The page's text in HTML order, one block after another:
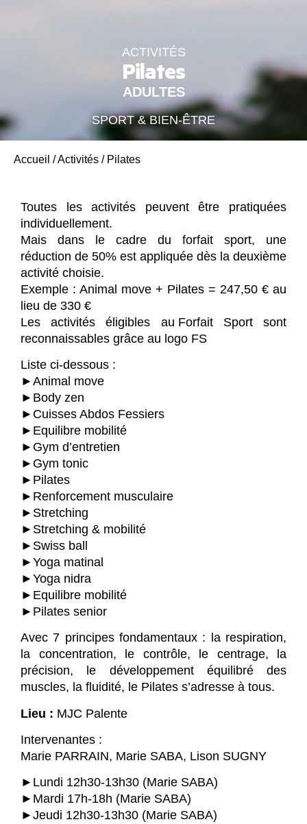
ACTIVITÉS
Pilates
ADULTES
SPORT & BIEN-ÊTRE
Accueil /Activités / Pilates
Toutes les activités peuvent être pratiquées
individuellement.
Mais dans le cadre du forfait sport, une
réduction de 50% est appliquée dès la deuxième
activité choisie.
Exemple : Animal move + Pilates = 247,50 € au
lieu de 330 €
Les activités éligibles au Forfait Sport sont
reconnaissables grâce au logo FS
Liste ci-dessous :
►Animal move
►Body zen
►Cuisses Abdos Fessiers
►Equilibre mobilité
►Gym d’entretien
►Gym tonic
►Pilates
►Renforcement musculaire
►Stretching
►Stretching & mobilité
►Swiss ball
►Yoga matinal
►Yoga nidra
►Equilibre mobilité
►Pilates senior
Avec 7 principes fondamentaux : la respiration,
la concentration, le contrôle, le centrage, la
précision, le développement équilibré des
muscles, la fluidité, le Pilates s’adresse à tous.
Lieu : MJC Palente
Intervenantes :
Marie PARRAIN, Marie SABA, Lison SUGNY
►Lundi 12h30-13h30 (Marie SABA)
►Mardi 17h-18h (Marie SABA)
►Jeudi 12h30-13h30 (Marie SABA)